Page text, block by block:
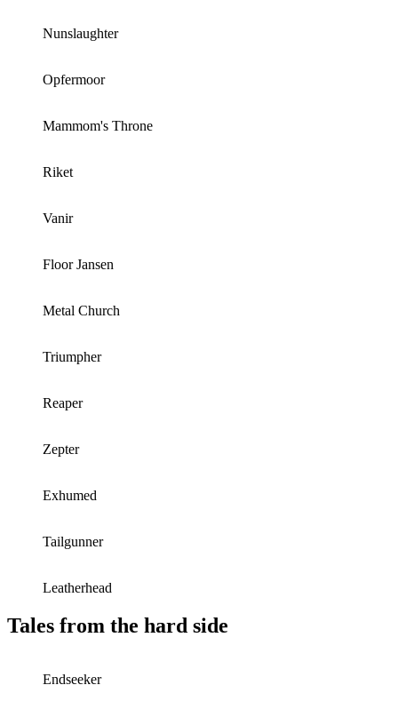
Nunslaughter
Opfermoor
Mammom's Throne
Riket
Vanir
Floor Jansen
Metal Church
Triumpher
Reaper
Zepter
Exhumed
Tailgunner
Leatherhead
Tales from the hard side
Endseeker